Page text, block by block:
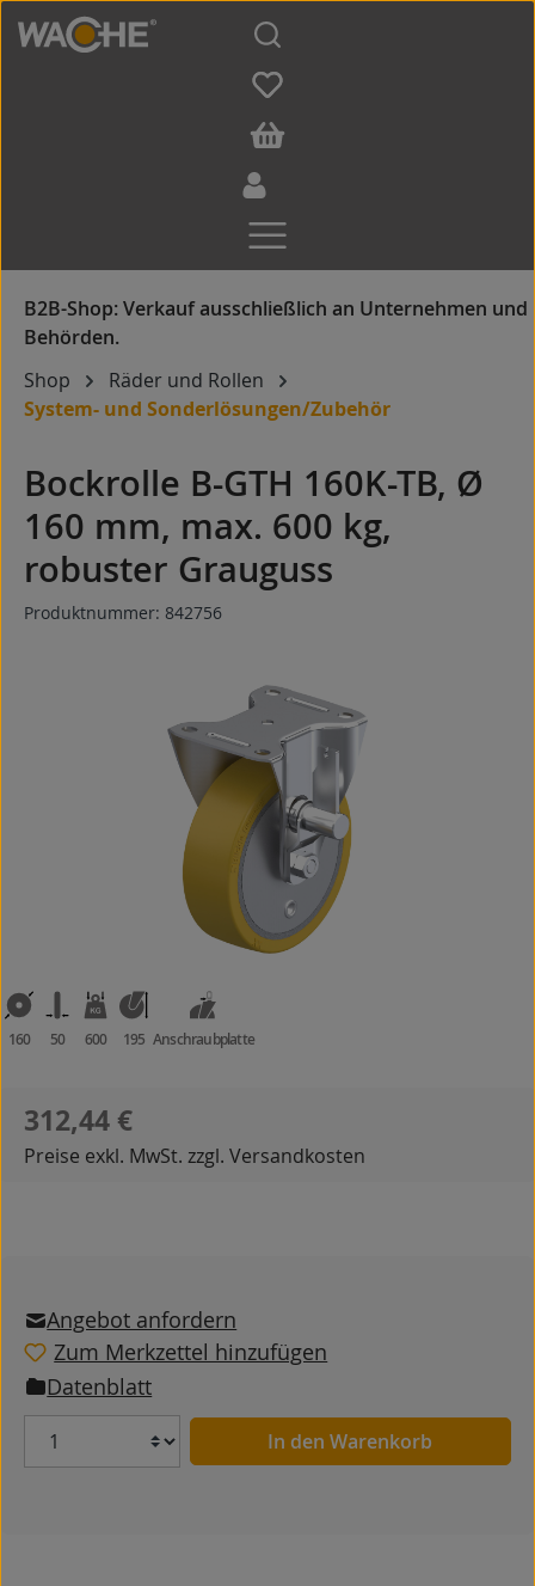
Zum Hauptinhalt springen
Shop
Räder und Rollen
System- und Sonderlösungen/Zubehör
Bockrolle B-GTH 160K-TB, Ø
160 mm, max. 600 kg,
robuster Grauguss
Produktnummer: 842756
160 50 600 195 Anschraubplatte
Regulärer Preis:
312,44 €
Preise exkl. MwSt. zzgl. Versandkosten
Angebot anfordern
Zum Merkzettel hinzufügen
Datenblatt
Anzahl In den Warenkorb